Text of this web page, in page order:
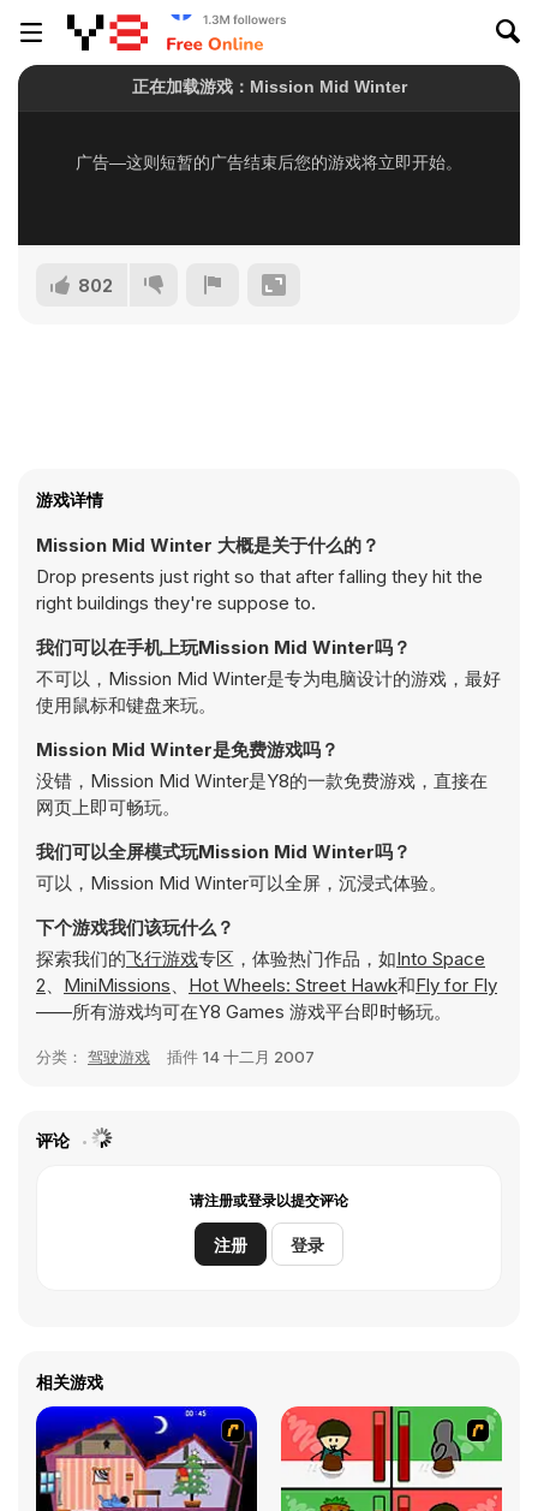
802
游戏详情
Mission Mid Winter 大概是关于什么的？
Drop presents just right so that after falling they hit the
right buildings they're suppose to.
我们可以在手机上玩Mission Mid Winter吗？
不可以，Mission Mid Winter是专为电脑设计的游戏，最好
使用鼠标和键盘来玩。
Mission Mid Winter是免费游戏吗？
没错，Mission Mid Winter是Y8的一款免费游戏，直接在
网页上即可畅玩。
我们可以全屏模式玩Mission Mid Winter吗？
可以，Mission Mid Winter可以全屏，沉浸式体验。
下个游戏我们该玩什么？
探索我们的飞行游戏专区，体验热门作品，如Into Space
2、 MiniMissions、 Hot Wheels: Street Hawk和Fly for Fly
——所有游戏均可在Y8 Games 游戏平台即时畅玩。
分类： 驾驶游戏 插件 14 十二月 2007
评论
请注册或登录以提交评论
注册 登录
相关游戏